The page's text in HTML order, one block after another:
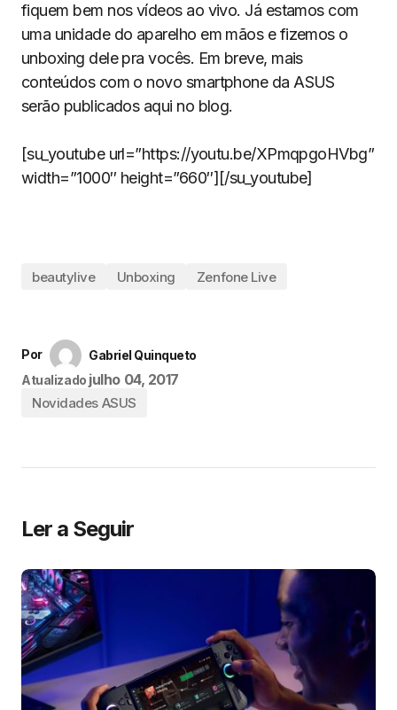
fiquem bem nos vídeos ao vivo. Já estamos com
uma unidade do aparelho em mãos e fizemos o
unboxing dele pra vocês. Em breve, mais
conteúdos com o novo smartphone da ASUS
serão publicados aqui no blog.
[su_youtube url=”https://youtu.be/XPmqpgoHVbg”
width=”1000″ height=”660″][/su_youtube]
beautylive Unboxing Zenfone Live
Por
Gabriel Quinqueto
Atualizado julho 04, 2017
Novidades ASUS
Ler a Seguir